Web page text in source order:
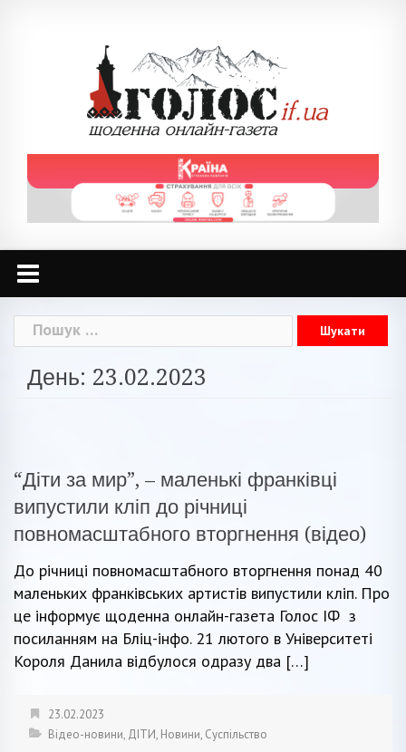
Пошук:
День: 23.02.2023
“Діти за мир”, – маленькі франківці
випустили кліп до річниці
повномасштабного вторгнення (відео)
До річниці повномасштабного вторгнення понад 40
маленьких франківських артистів випустили кліп. Про
це інформує щоденна онлайн-газета Голос ІФ з
посиланням на Бліц-інфо. 21 лютого в Університеті
Короля Данила відбулося одразу два […]
23.02.2023
Відео-новини, ДІТИ, Новини, Суспільство